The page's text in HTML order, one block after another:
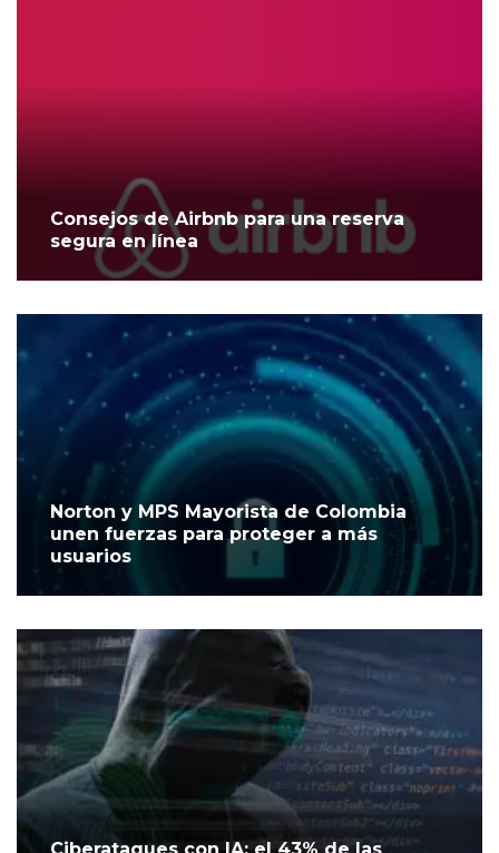
Consejos de Airbnb para una reserva
segura en línea
Norton y MPS Mayorista de Colombia
unen fuerzas para proteger a más
usuarios